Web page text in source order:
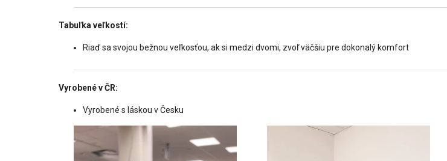
Tabuľka veľkostí:
Riaď sa svojou bežnou veľkosťou, ak si medzi dvomi, zvoľ väčšiu pre dokonalý komfort
Vyrobené v ČR:
Vyrobené s láskou v Česku